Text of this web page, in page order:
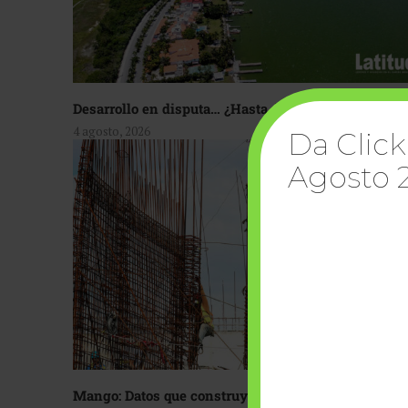
Desarrollo en disputa… ¿Hasta dónde crecer?
4 agosto, 2026
Mango: Datos que construyen confianza
Da
Agosto